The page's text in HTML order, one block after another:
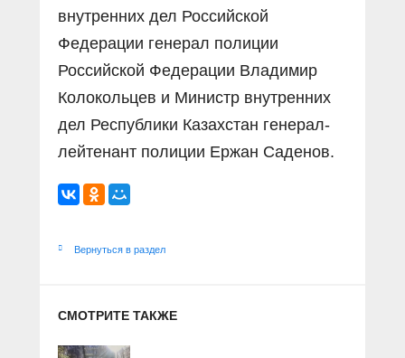
внутренних дел Российской
Федерации генерал полиции
Российской Федерации Владимир
Колокольцев и Министр внутренних
дел Республики Казахстан генерал-
лейтенант полиции Ержан Саденов.
Вернуться в раздел
СМОТРИТЕ ТАКЖЕ